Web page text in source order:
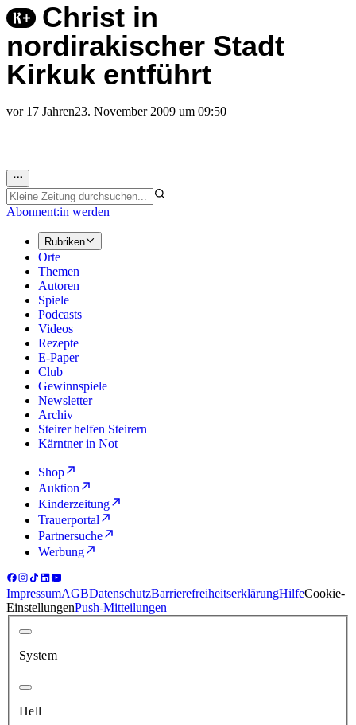
Christ in
nordirakischer Stadt
Kirkuk entführt
vor 17 Jahren23. November 2009 um 09:50
Abonnent:in werden
Rubriken
Orte
Themen
Autoren
Spiele
Podcasts
Videos
Rezepte
E-Paper
Club
Gewinnspiele
Newsletter
Archiv
Steirer helfen Steirern
Kärntner in Not
Shop
Auktion
Kinderzeitung
Trauerportal
Partnersuche
Werbung
ImpressumAGBDatenschutzBarrierefreiheitserklärungHilfeCookie-
EinstellungenPush-Mitteilungen
System
Hell